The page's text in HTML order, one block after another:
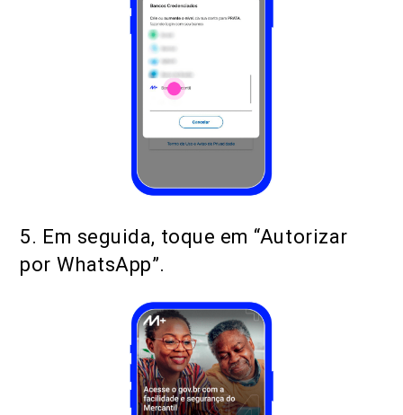
5. Em seguida, toque em “Autorizar
por WhatsApp”.